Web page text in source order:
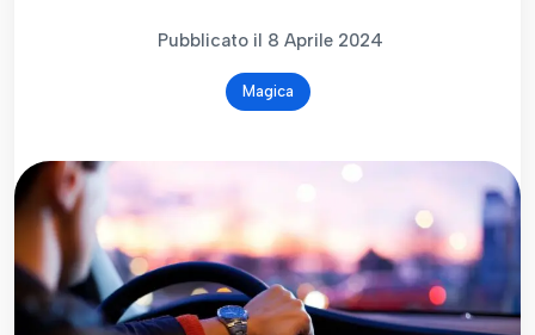
Pubblicato il 8 Aprile 2024
Magica